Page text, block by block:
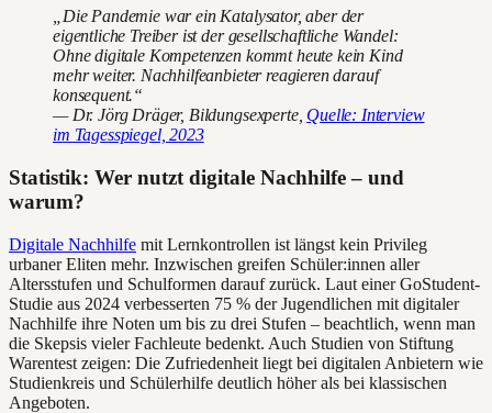
„Die Pandemie war ein Katalysator, aber der
eigentliche Treiber ist der gesellschaftliche Wandel:
Ohne digitale Kompetenzen kommt heute kein Kind
mehr weiter. Nachhilfeanbieter reagieren darauf
konsequent.“
— Dr. Jörg Dräger, Bildungsexperte, Quelle: Interview
im Tagesspiegel, 2023
Statistik: Wer nutzt digitale Nachhilfe – und
warum?
Digitale Nachhilfe mit Lernkontrollen ist längst kein Privileg
urbaner Eliten mehr. Inzwischen greifen Schüler:innen aller
Altersstufen und Schulformen darauf zurück. Laut einer GoStudent-
Studie aus 2024 verbesserten 75 % der Jugendlichen mit digitaler
Nachhilfe ihre Noten um bis zu drei Stufen – beachtlich, wenn man
die Skepsis vieler Fachleute bedenkt. Auch Studien von Stiftung
Warentest zeigen: Die Zufriedenheit liegt bei digitalen Anbietern wie
Studienkreis und Schülerhilfe deutlich höher als bei klassischen
Angeboten.